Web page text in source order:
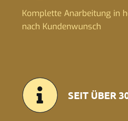
Komplette Anarbeitung in
nach Kundenwunsch
SEIT ÜBER